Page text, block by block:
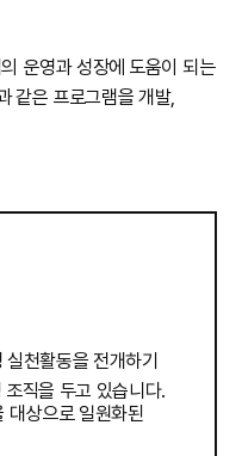
운영과 성장에 도움이 되는
같은 프로그램을 개발,
천활동을 전개하기
직을 두고 있습니다.
대상으로 일원화된